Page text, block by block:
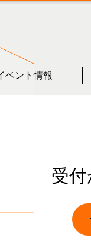
ベント情報
受